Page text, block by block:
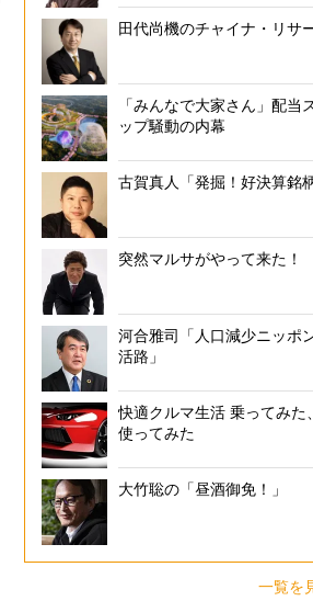
朝食は「コッペパン
田代尚機のチャイナ・リサ
「みんなで大家さん」配当
ップ騒動の内幕
古賀真人「発掘！好決算銘柄
突然マルサがやって来た！
河合雅司「人口減少ニッポ
活路」
快適クルマ生活 乗ってみた、
使ってみた
大竹聡の「昼酒御免！」
一覧を